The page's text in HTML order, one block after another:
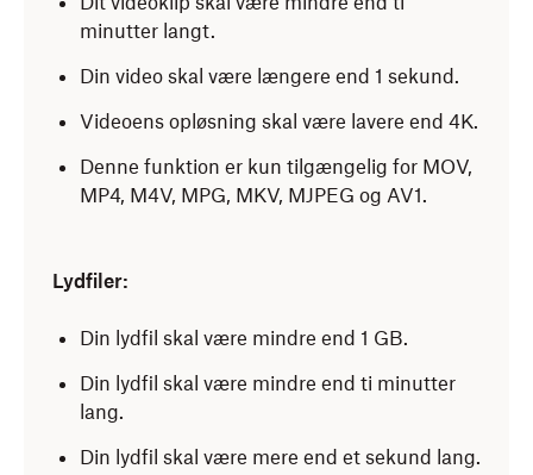
minutter langt.
Din video skal være længere end 1 sekund.
Videoens opløsning skal være lavere end 4K.
Denne funktion er kun tilgængelig for MOV,
MP4, M4V, MPG, MKV, MJPEG og AV1.
Lydfiler:
Din lydfil skal være mindre end 1 GB.
Din lydfil skal være mindre end ti minutter
lang.
Din lydfil skal være mere end et sekund lang.